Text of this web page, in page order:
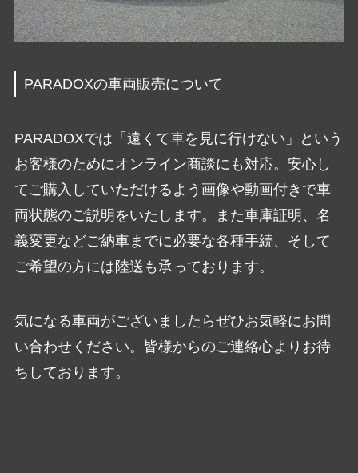
PARADOXの車両販売について
PARADOXでは「遠くて車を見に行けない」という
お客様のためにオンライン商談にも対応。安心し
てご購入していただけるよう画像や動画付きで車
両状態のご説明をいたします。また車庫証明、名
義変更などご納車までに必要な各種手続、そして
ご希望の方には陸送も承っております。
気になる車両がございましたらぜひお気軽にお問
い合わせください。皆様からのご連絡心よりお待
ちしております。